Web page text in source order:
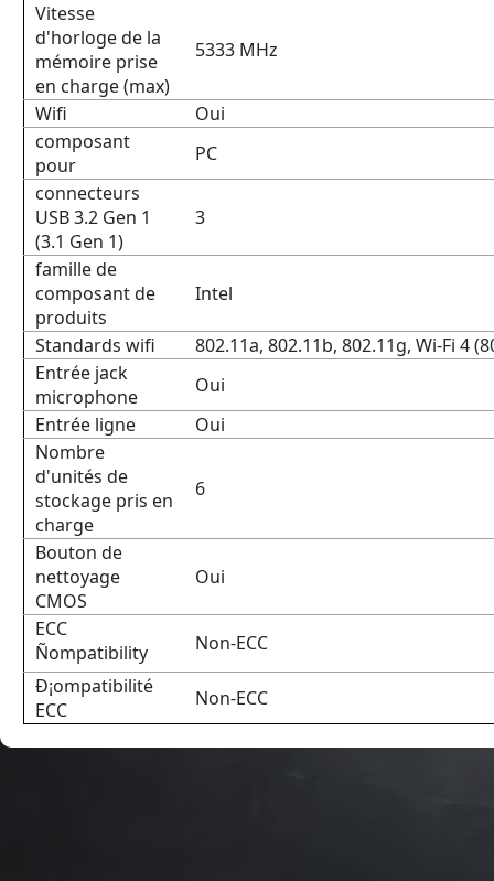
Vitesse
d'horloge de la
mémoire prise
en charge (max)
5333 MHz
Wifi
Oui
composant
pour
PC
connecteurs
USB 3.2 Gen 1
(3.1 Gen 1)
3
famille de
composant de
produits
Intel
Standards wifi
802.11a, 802.11b, 802.11g, Wi-Fi 4
Entrée jack
microphone
Oui
Entrée ligne
Oui
Nombre
d'unités de
stockage pris en
charge
6
Bouton de
nettoyage
CMOS
Oui
ECC
Ñompatibility
Non-ECC
Ð¡ompatibilité
ECC
Non-ECC